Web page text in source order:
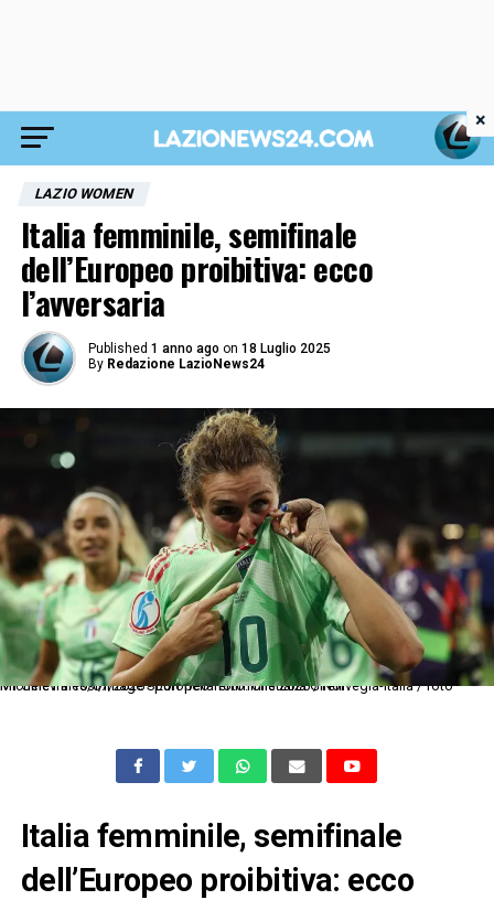
LAZIO WOMEN
Italia femminile, semifinale
dell’Europeo proibitiva: ecco
l’avversaria
Published 1 anno ago on 18 Luglio 2025
By Redazione LazioNews24
Mf Ginevra 16/07/2025 - Europeo femminile 2025 / Norvegia-Italia / foto Michele Finessi/Image Sport nella foto: Cristiana Girelli
Italia femminile, semifinale
dell’Europeo proibitiva: ecco
×